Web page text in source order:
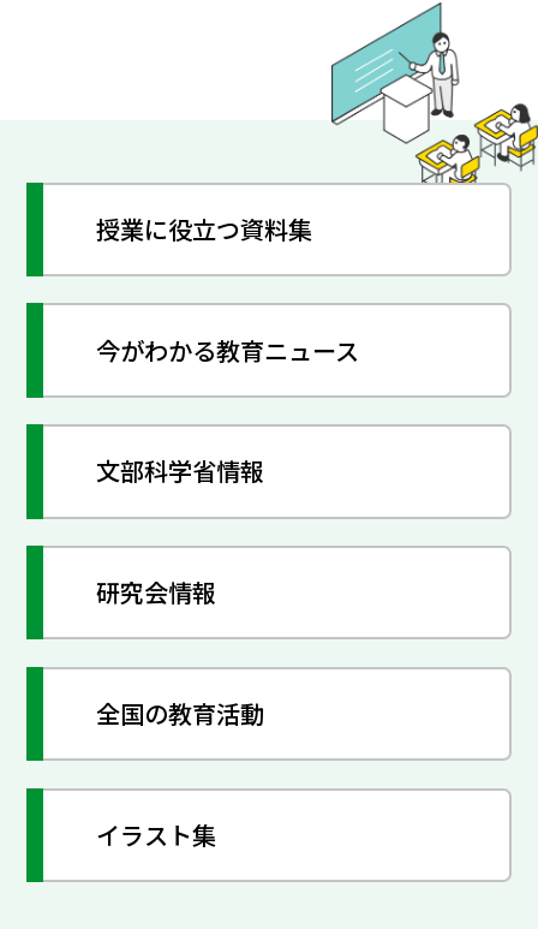
授業に役立つ資料集
今がわかる教育ニュース
文部科学省情報
研究会情報
全国の教育活動
イラスト集